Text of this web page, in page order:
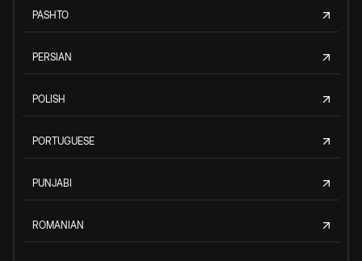
PASHTO
PERSIAN
POLISH
PORTUGUESE
PUNJABI
ROMANIAN